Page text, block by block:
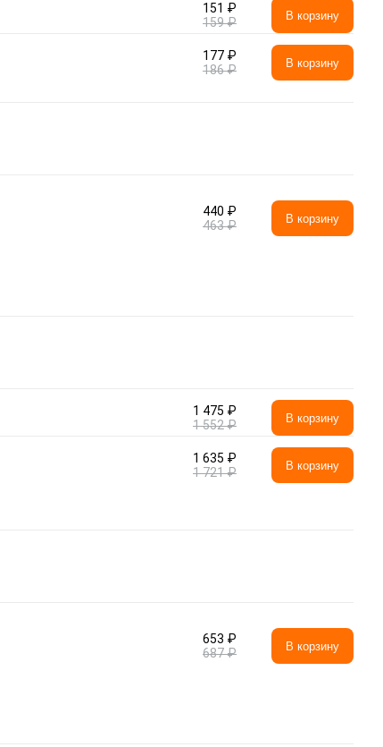
151 ₽
159 ₽
В корзину
177 ₽
186 ₽
В корзину
440 ₽
463 ₽
В корзину
1 475 ₽
1 552 ₽
В корзину
1 635 ₽
1 721 ₽
В корзину
653 ₽
687 ₽
В корзину